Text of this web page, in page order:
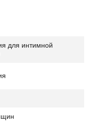
для интимной